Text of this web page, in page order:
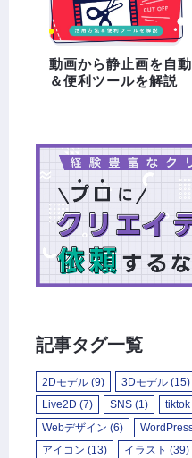
動画から静止画を自
＆便利ツールを解説
記事タグ一覧
2Dモデル (9) 3Dモデル (15)
Live2D (7) SNS (1) tiktok
Webデザイン (6)
アイコン (13) イラスト (39)